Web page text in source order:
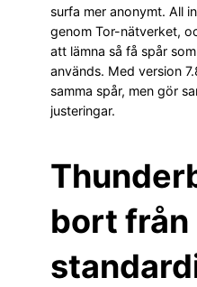
surfa mer anonymt. All
genom Tor-nätverket,
att lämna så få spår
används. Med version
samma spår, men gör
justeringar.
bort från